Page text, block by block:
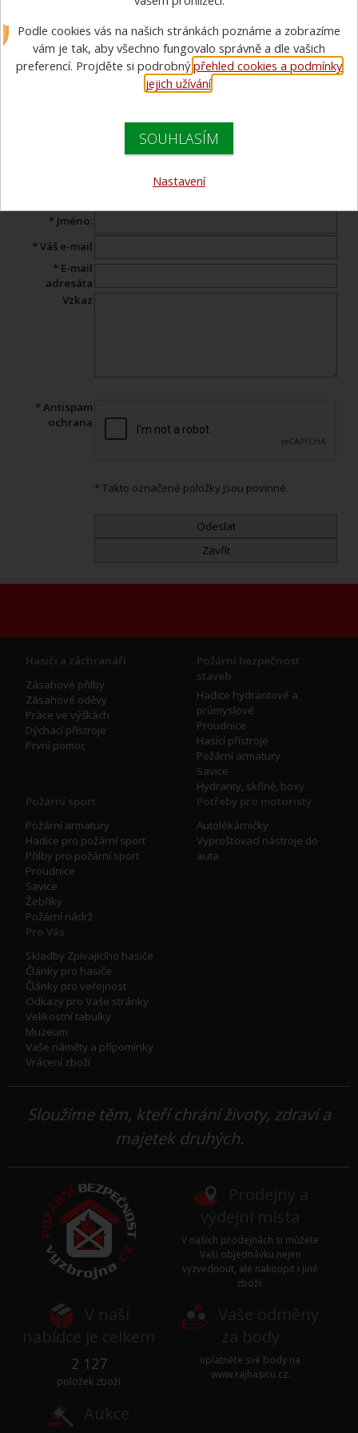
mailem
Pošlete odkaz na produkt Vašemu známému s komentářem.
napište jej zde
* Jméno:
* Váš e-mail
* E-mail
adresáta
Vzkaz
* Antispam
ochrana
* Takto označené položky jsou povinné.
Hasiči a záchranáři
Zásahové přilby
Zásahové oděvy
Práce ve výškách
Dýchací přístroje
První pomoc
Požární bezpečnost
staveb
Hadice hydrantové a
průmyslové
Proudnice
Hasící přístroje
Požární armatury
Savice
Hydranty, skříně, boxy
Požární sport
Požární armatury
Hadice pro požární sport
Přilby pro požární sport
Proudnice
Savice
Žebříky
Požární nádrž
Potřeby pro motoristy
Autolékárničky
Vyprošťovací nástroje do
auta
Pro Vás
Skladby Zpívajícího hasiče
Články pro hasiče
Články pro veřejnost
Odkazy pro Vaše stránky
Velikostní tabulky
Muzeum
Vaše náměty a přípomínky
Vrácení zboží
Sloužíme těm, kteří chrání životy, zdraví a
majetek druhých.
V našich prodejnách si můžete
Vaši objednávku nejen
vyzvednout, ale nakoupit i jiné
zboží.
2 127
položek zboží
uplatněte své body na
www.rajhasicu.cz.
Podle cookies vás na našich stránkách poznáme a zobrazíme
vám je tak, aby všechno fungovalo správně a dle vašich
preferencí. Projděte si podrobnýpřehled cookies a podmínky
jejich užívání.
SOUHLASÍM
Nastavení